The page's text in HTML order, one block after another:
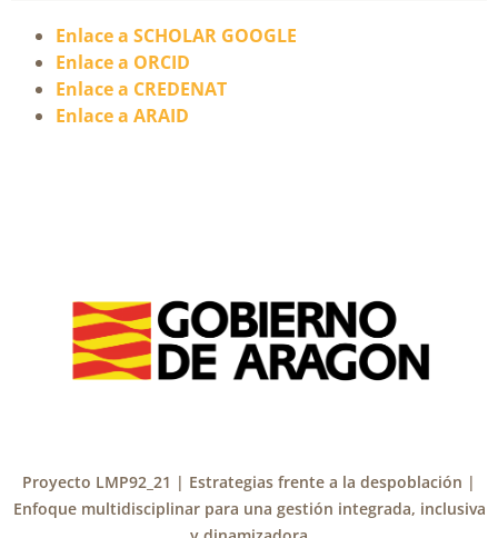
Enlace a SCHOLAR GOOGLE
Enlace a ORCID
Enlace a CREDENAT
Enlace a ARAID
Proyecto LMP92_21 | Estrategias frente a la despoblación |
Enfoque multidisciplinar para una gestión integrada, inclusiva